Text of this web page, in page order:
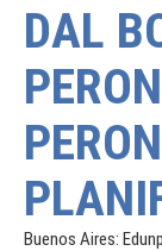
DAL
Buenos Aires: